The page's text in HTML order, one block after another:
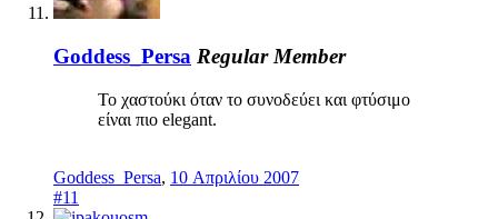
Goddess_Persa Regular Member
To χαστούκι όταν το συνοδεύει και φτύσιμο
είναι πιο elegant.
Goddess_Persa, 10 Απριλίου 2007
#11